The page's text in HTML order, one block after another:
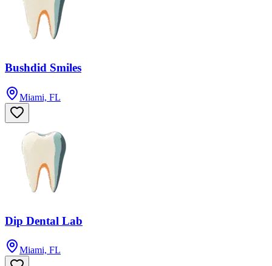
Bushdid Smiles
Miami, FL
Dip Dental Lab
Miami, FL